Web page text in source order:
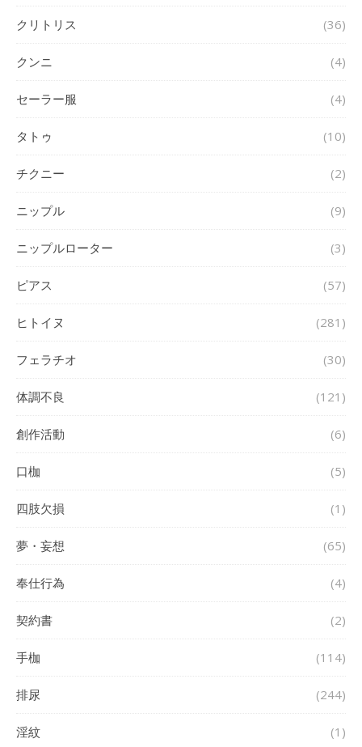
クリトリス (36)
クンニ (4)
セーラー服 (4)
タトゥ (10)
チクニー (2)
ニップル (9)
ニップルローター (3)
ピアス (57)
ヒトイヌ (281)
フェラチオ (30)
体調不良 (121)
創作活動 (6)
口枷 (5)
四肢欠損 (1)
夢・妄想 (65)
奉仕行為 (4)
契約書 (2)
手枷 (114)
排尿 (244)
淫紋 (1)